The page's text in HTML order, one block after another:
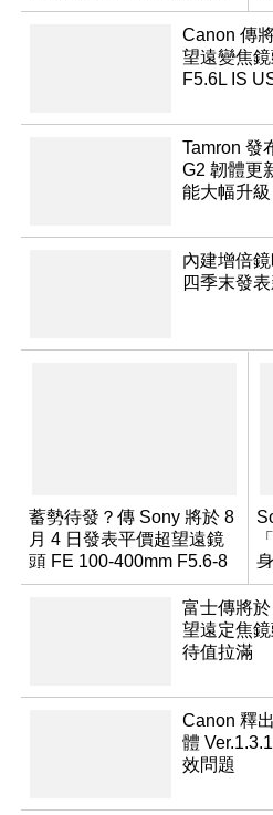
行修復
Canon 傳
望遠變焦
F5.6L IS
Tamron 發
G2 韌體更
能大幅升級
內建增倍
四季末發
蓄勢待發？傳 Sony 將於 8
月 4 日發表平價超望遠鏡
頭 FE 100-400mm F5.6-8
富士傳將
望遠定焦
待值拉滿
Canon 釋
體
效問題